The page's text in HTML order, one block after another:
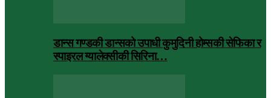
डान्स गण्डकी डान्सको उपाधी कुमुदिनी होम्सकी सेफिका र
स्पाइरल ग्यालेक्सीकी सिरिना…